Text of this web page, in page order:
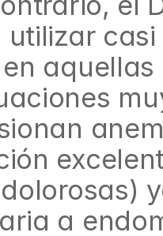
utilizar
a